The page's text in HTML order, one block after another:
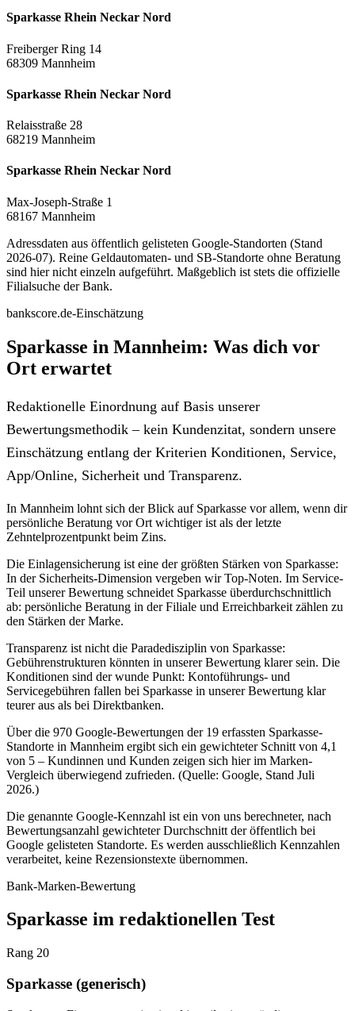
Sparkasse Rhein Neckar Nord
Freiberger Ring 14
68309 Mannheim
Sparkasse Rhein Neckar Nord
Relaisstraße 28
68219 Mannheim
Sparkasse Rhein Neckar Nord
Max-Joseph-Straße 1
68167 Mannheim
Adressdaten aus öffentlich gelisteten Google-Standorten (Stand
2026-07). Reine Geldautomaten- und SB-Standorte ohne Beratung
sind hier nicht einzeln aufgeführt. Maßgeblich ist stets die offizielle
Filialsuche der Bank.
bankscore.de-Einschätzung
Sparkasse in Mannheim: Was dich vor
Ort erwartet
Redaktionelle Einordnung auf Basis unserer
Bewertungsmethodik – kein Kundenzitat, sondern unsere
Einschätzung entlang der Kriterien Konditionen, Service,
App/Online, Sicherheit und Transparenz.
In Mannheim lohnt sich der Blick auf Sparkasse vor allem, wenn dir
persönliche Beratung vor Ort wichtiger ist als der letzte
Zehntelprozentpunkt beim Zins.
Die Einlagensicherung ist eine der größten Stärken von Sparkasse:
In der Sicherheits-Dimension vergeben wir Top-Noten. Im Service-
Teil unserer Bewertung schneidet Sparkasse überdurchschnittlich
ab: persönliche Beratung in der Filiale und Erreichbarkeit zählen zu
den Stärken der Marke.
Transparenz ist nicht die Paradedisziplin von Sparkasse:
Gebührenstrukturen könnten in unserer Bewertung klarer sein. Die
Konditionen sind der wunde Punkt: Kontoführungs- und
Servicegebühren fallen bei Sparkasse in unserer Bewertung klar
teurer aus als bei Direktbanken.
Über die 970 Google-Bewertungen der 19 erfassten Sparkasse-
Standorte in Mannheim ergibt sich ein gewichteter Schnitt von 4,1
von 5 – Kundinnen und Kunden zeigen sich hier im Marken-
Vergleich überwiegend zufrieden. (Quelle: Google, Stand Juli
2026.)
Die genannte Google-Kennzahl ist ein von uns berechneter, nach
Bewertungsanzahl gewichteter Durchschnitt der öffentlich bei
Google gelisteten Standorte. Es werden ausschließlich Kennzahlen
verarbeitet, keine Rezensionstexte übernommen.
Bank-Marken-Bewertung
Sparkasse im redaktionellen Test
Rang 20
Sparkasse (generisch)